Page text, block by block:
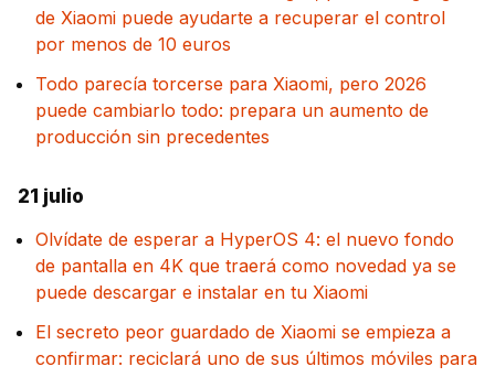
de Xiaomi puede ayudarte a recuperar el control
por menos de 10 euros
Todo parecía torcerse para Xiaomi, pero 2026
puede cambiarlo todo: prepara un aumento de
producción sin precedentes
21 julio
Olvídate de esperar a HyperOS 4: el nuevo fondo
de pantalla en 4K que traerá como novedad ya se
puede descargar e instalar en tu Xiaomi
El secreto peor guardado de Xiaomi se empieza a
confirmar: reciclará uno de sus últimos móviles para